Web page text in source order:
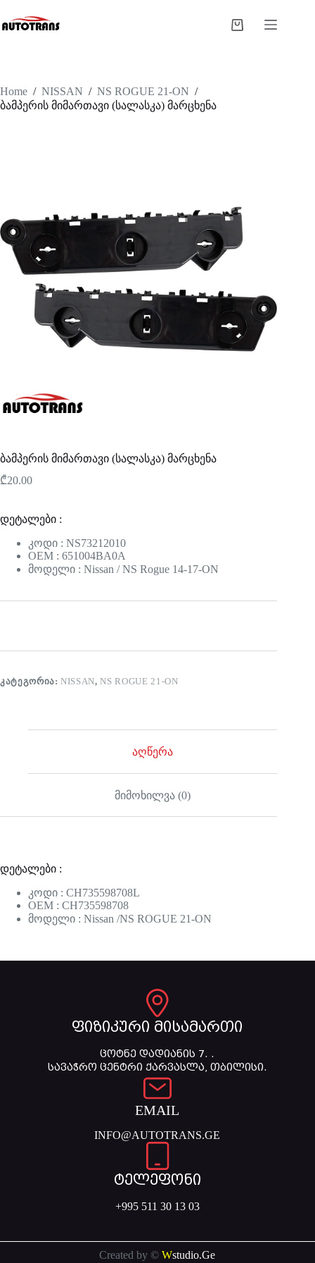
Home / NISSAN / NS ROGUE 21-ON /
ბამპერის მიმართავი (სალასკა) მარცხენა
ბამპერის მიმართავი (სალასკა) მარცხენა
₾20.00
დეტალები :
კოდი : NS73212010
OEM : 651004BA0A
მოდელი : Nissan / NS Rogue 14-17-ON
ᲙᲐᲢᲔᲒᲝᲠᲘᲐ:NISSAN,NS ROGUE 21-ON
აღწერა
მიმოხილვა (0)
დეტალები :
კოდი : CH735598708L
OEM : CH735598708
მოდელი : Nissan /NS ROGUE 21-ON
ფიზიკური მისამართი
ცოტნე დადიანის 7. .
სავაჭრო ცენტრი ქარვასლა, თბილისი.
EMAIL
INFO@AUTOTRANS.GE
ტელეფონი
+995 511 30 13 03
Created by ©Wstudio.Ge